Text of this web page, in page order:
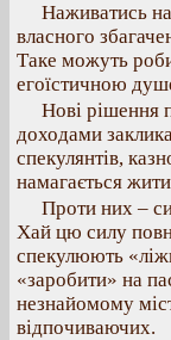
Наживатись
власного
Таке можуть
егоїстичною
Нові рішення
доходами
спекулянтів,
намагається
Проти них –
Хай цю силу
спекулюють
«заробити» на
незнайомому
відпочиваючих.